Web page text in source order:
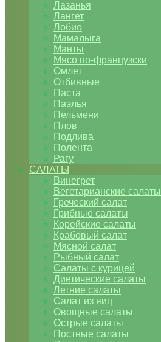
Лазанья
Лангет
Лобио
Мамалыга
Манты
Мясо по-французски
Омлет
Отбивные
Паста
Паэлья
Пельмени
Плов
Подлива
Полента
Рагу
САЛАТЫ
Винегрет
Вегетарианские салаты
Греческий салат
Грибные салаты
Корейские салаты
Крабовый салат
Мясной салат
Рыбный салат
Салаты с курицей
Диетические салаты
Летние салаты
Салат из яиц
Овощные салаты
Острые салаты
Постные салаты